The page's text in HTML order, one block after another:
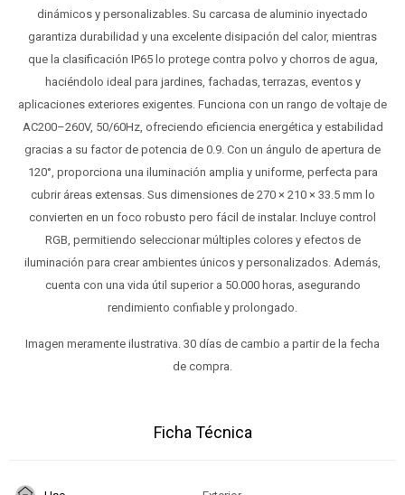
dinámicos y personalizables. Su carcasa de aluminio inyectado
garantiza durabilidad y una excelente disipación del calor, mientras
que la clasificación IP65 lo protege contra polvo y chorros de agua,
haciéndolo ideal para jardines, fachadas, terrazas, eventos y
aplicaciones exteriores exigentes. Funciona con un rango de voltaje de
AC200–260V, 50/60Hz, ofreciendo eficiencia energética y estabilidad
gracias a su factor de potencia de 0.9. Con un ángulo de apertura de
120°, proporciona una iluminación amplia y uniforme, perfecta para
cubrir áreas extensas. Sus dimensiones de 270 × 210 × 33.5 mm lo
convierten en un foco robusto pero fácil de instalar. Incluye control
RGB, permitiendo seleccionar múltiples colores y efectos de
iluminación para crear ambientes únicos y personalizados. Además,
cuenta con una vida útil superior a 50.000 horas, asegurando
rendimiento confiable y prolongado.
Imagen meramente ilustrativa. 30 días de cambio a partir de la fecha
de compra.
Ficha Técnica